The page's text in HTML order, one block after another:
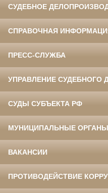
СУДЕБНОЕ
СПРАВОЧНАЯ
ПРЕСС-СЛУЖБА
УПРАВЛЕНИЕ СУДЕБНОГО
СУДЫ СУБЪЕКТА РФ
МУНИЦИПАЛЬНЫЕ
ВАКАНСИИ
ПРОТИВОДЕЙСТВИЕ